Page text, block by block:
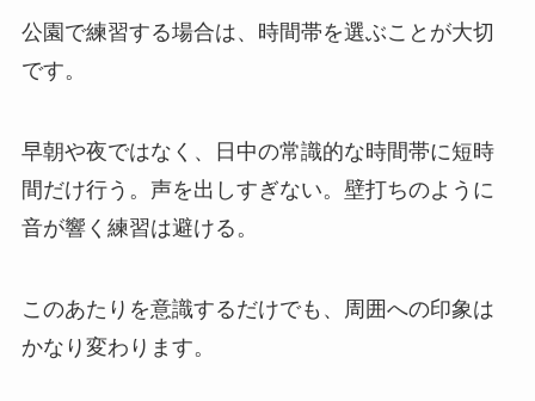
公園で練習する場合は、時間帯を選ぶことが大切
です。
早朝や夜ではなく、日中の常識的な時間帯に短時
間だけ行う。声を出しすぎない。壁打ちのように
音が響く練習は避ける。
このあたりを意識するだけでも、周囲への印象は
かなり変わります。